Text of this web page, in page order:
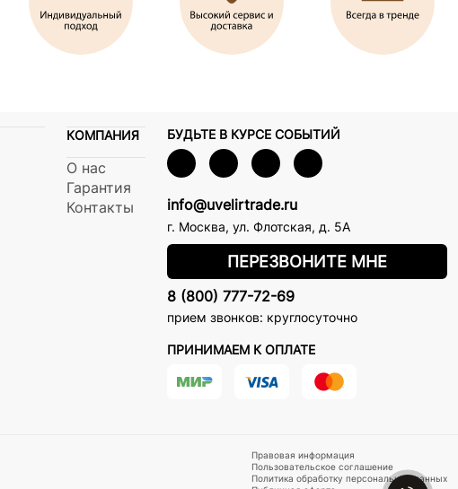
КОМПАНИЯ
О нас
Гарантия
Контакты
БУДЬТЕ В КУРСЕ СОБЫТИЙ
info@uvelirtrade.ru
г. Москва, ул. Флотская, д. 5А
ПЕРЕЗВОНИТЕ МНЕ
8 (800) 777-72-69
прием звонков: круглосуточно
ПРИНИМАЕМ К ОПЛАТЕ
Правовая информация
Пользовательское соглашение
Политика обработку персональных данных